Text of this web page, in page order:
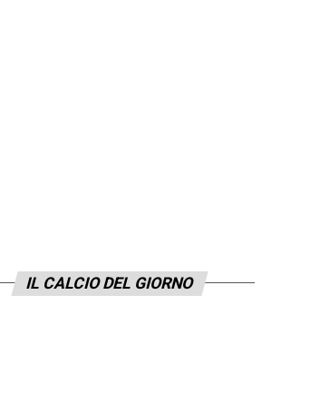
IL CALCIO DEL GIORNO